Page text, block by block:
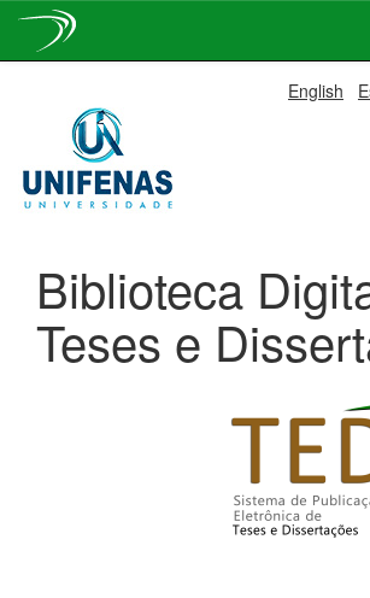
navigation
English
Biblioteca
Teses e